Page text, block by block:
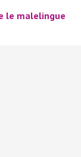
le malelingue